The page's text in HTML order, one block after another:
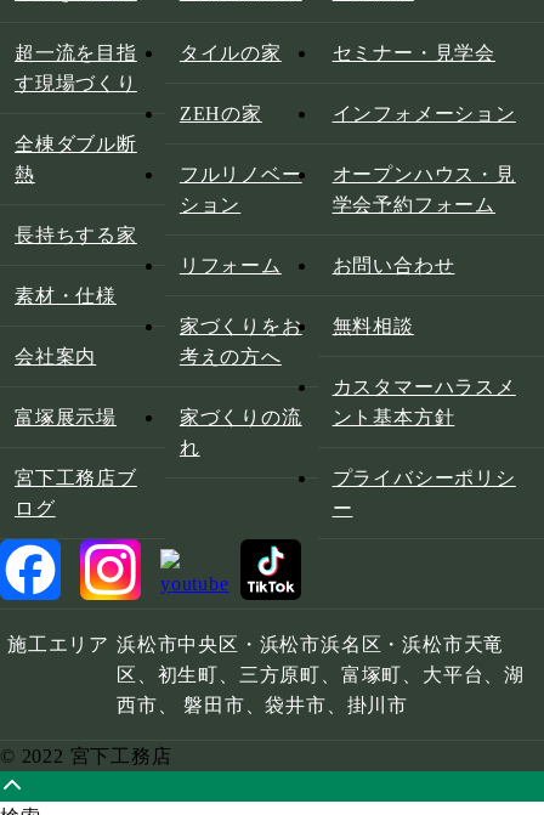
超一流を目指
す現場づくり
全棟ダブル断
熱
長持ちする家
素材・仕様
会社案内
富塚展示場
宮下工務店ブ
ログ
タイルの家
ZEHの家
フルリノベー
ション
リフォーム
家づくりをお
考えの方へ
家づくりの流
れ
セミナー・見学会
インフォメーション
オープンハウス・見
学会予約フォーム
お問い合わせ
無料相談
カスタマーハラスメ
ント基本方針
プライバシーポリシ
ー
施工エリア 浜松市中央区・浜松市浜名区・浜松市天竜
区、初生町、三方原町、富塚町、大平台、湖
西市、 磐田市、袋井市、掛川市
© 2022 宮下工務店